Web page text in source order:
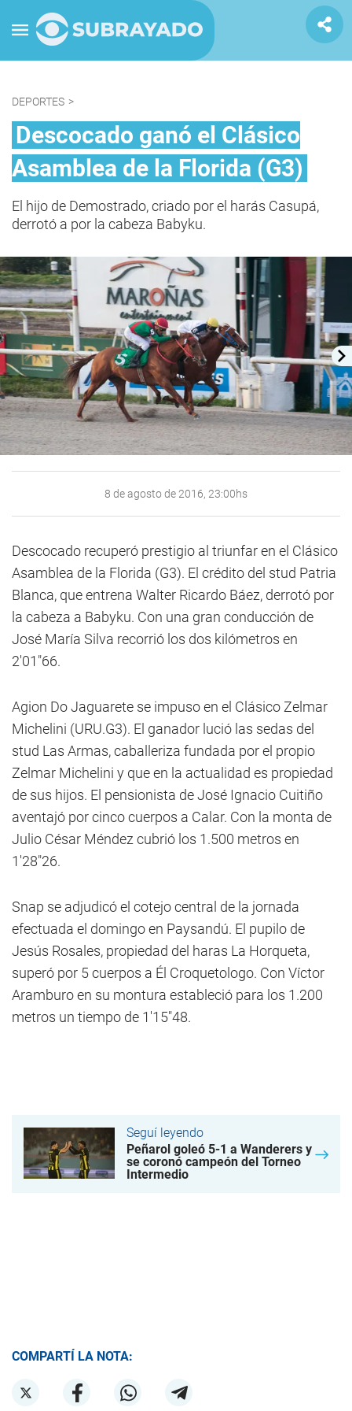
DEPORTES >
Descocado ganó el Clásico
Asamblea de la Florida (G3)
El hijo de Demostrado, criado por el harás Casupá,
derrotó a por la cabeza Babyku.
8 de agosto de 2016, 23:00hs
Descocado recuperó prestigio al triunfar en el Clásico
Asamblea de la Florida (G3). El crédito del stud Patria
Blanca, que entrena Walter Ricardo Báez, derrotó por
la cabeza a Babyku. Con una gran conducción de
José María Silva recorrió los dos kilómetros en
2'01"66.
Agion Do Jaguarete se impuso en el Clásico Zelmar
Michelini (URU.G3). El ganador lució las sedas del
stud Las Armas, caballeriza fundada por el propio
Zelmar Michelini y que en la actualidad es propiedad
de sus hijos. El pensionista de José Ignacio Cuitiño
aventajó por cinco cuerpos a Calar. Con la monta de
Julio César Méndez cubrió los 1.500 metros en
1'28"26.
Snap se adjudicó el cotejo central de la jornada
efectuada el domingo en Paysandú. El pupilo de
Jesús Rosales, propiedad del haras La Horqueta,
superó por 5 cuerpos a Él Croquetologo. Con Víctor
Aramburo en su montura estableció para los 1.200
metros un tiempo de 1'15"48.
Seguí leyendo
Peñarol goleó 5-1 a Wanderers y
se coronó campeón del Torneo
Intermedio
COMPARTÍ LA NOTA: